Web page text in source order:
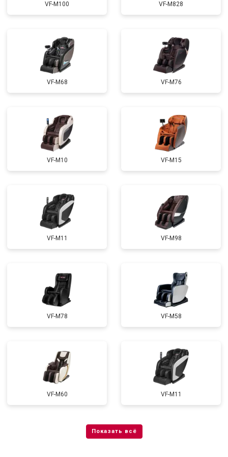
Ремонт сканера от 4800 ₽ Заказать
Ремонт купюроприемника
Замена сетевого трансформатора от 4500 ₽ Заказать
Ремонт микро-лифта от 5500 ₽
VF-M100 VF-M828
VF-M68 VF-M76
VF-M10 VF-M15
VF-M11 VF-M98
VF-M78 VF-M58
VF-M60 VF-M11